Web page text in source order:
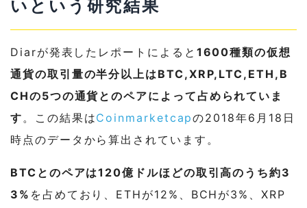
いという研究結果
Diarが発表したレポートによると 1600種類の仮想
通貨の取引量の半分以上はBTC,XRP,LTC,ETH,B
CHの5つの通貨とのペアによって占められていま
す 。この結果はCoinmarketcapの2018年6月18日
時点のデータから算出されています。
BTCとのペアは120億ドルほどの取引高のうち約3
3% を占めており、ETHが12%、BCHが3%、XRP